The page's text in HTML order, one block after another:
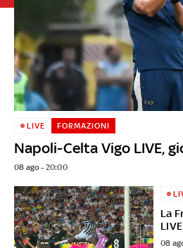
Napoli-Celta Vigo LIVE,
LIVE FORMAZIONI
08 ago - 20:00
La
08